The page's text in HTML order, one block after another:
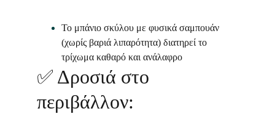
Το μπάνιο σκύλου με φυσικά σαμπουάν
(χωρίς βαριά λιπαρότητα) διατηρεί το
τρίχωμα καθαρό και ανάλαφρο
✅ Δροσιά στο
περιβάλλον: